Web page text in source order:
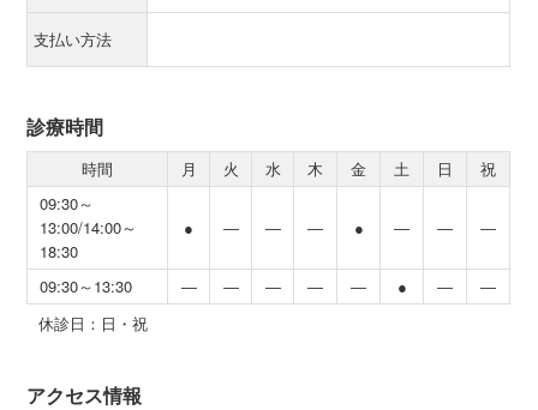
支払い方法
診療時間
時間 月 火 水 木 金 土 日
祝
09:30～
13:00/14:00～
18:30
● ― ― ― ● ― ― ―
09:30～13:30 ― ― ― ― ― ● ―
―
休診日：日・祝
アクセス情報